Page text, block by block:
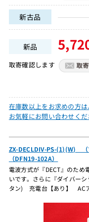
新古品
新品
取寄確認します
在庫数以上をお求めの方は
お気軽にお問い合わせくだ
ZX-DECLDIV-PS-(1)(W) （
（DFN19-102A）
電波方式が『DECT』のため
いです。さらに『ダイバー
タン) 充電台【あり】 AC